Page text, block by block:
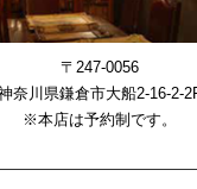
〒247-0056
奈川県鎌倉市大船2-16-2-
※本店は予約制です。